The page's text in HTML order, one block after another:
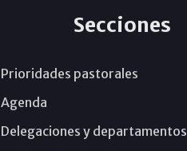
Secciones
Prioridades pastorales
Agenda
Delegaciones y departamentos